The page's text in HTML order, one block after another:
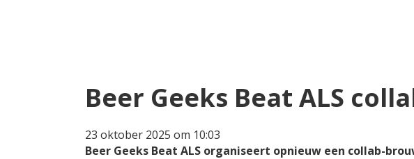
Beer Geeks Beat ALS
23 oktober 2025 om 10:03
Beer Geeks Beat ALS organiseert opnieuw een collab-